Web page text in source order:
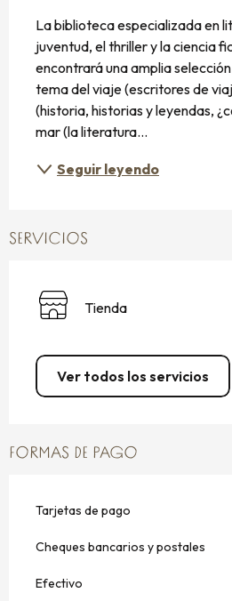
La biblioteca especializada en
juventud, el thriller y la ciencia
encontrará una amplia
tema del viaje (escritores de
(historia, historias y leyendas,
mar (la literatura...
Seguir leyendo
SERVICIOS
Tienda
Ver todos los servicios
FORMAS DE PAGO
Tarjetas de pago
Cheques bancarios y postales
Efectivo